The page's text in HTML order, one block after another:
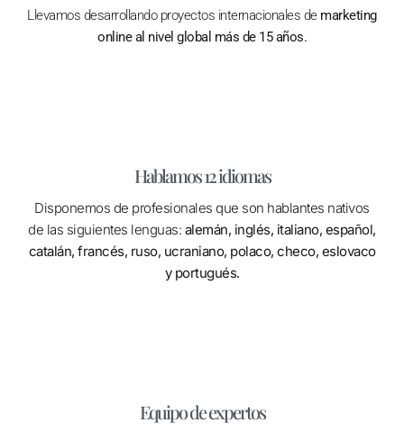
Llevamos desarrollando proyectos internacionales de marketing
online al nivel global más de 15 años.
Hablamos 12 idiomas
Disponemos de profesionales que son hablantes nativos
de las siguientes lenguas: alemán, inglés, italiano, español,
catalán, francés, ruso, ucraniano, polaco, checo, eslovaco
y portugués.
Equipo de expertos